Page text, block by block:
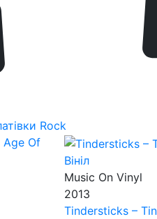
Rock
Вініл
Music On Vinyl
2013
Tindersticks –